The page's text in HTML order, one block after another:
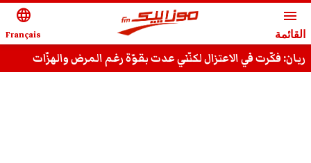
menu
القائمة
language
Français
ريان: فكّرت في الاعتزال لكنّني عدت بقوّة رغم المرض والهزّات